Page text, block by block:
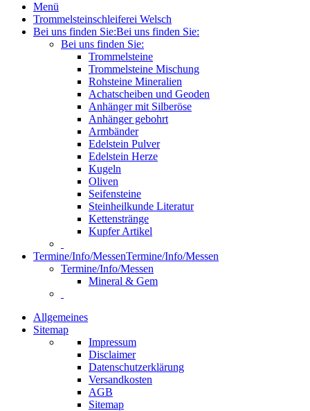
Menü
Trommelsteinschleiferei Welsch
Bei uns finden Sie:Bei uns finden Sie:
Bei uns finden Sie:
Trommelsteine
Trommelsteine Mischung
Rohsteine Mineralien
Achatscheiben und Geoden
Anhänger mit Silberöse
Anhänger gebohrt
Armbänder
Edelstein Pulver
Edelstein Herze
Kugeln
Oliven
Seifensteine
Steinheilkunde Literatur
Kettenstränge
Kupfer Artikel
Termine/Info/MessenTermine/Info/Messen
Termine/Info/Messen
Mineral & Gem
Allgemeines
Sitemap
Impressum
Disclaimer
Datenschutzerklärung
Versandkosten
AGB
Sitemap